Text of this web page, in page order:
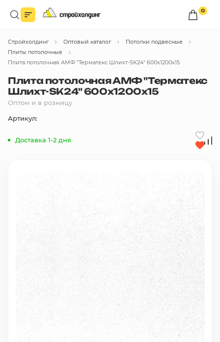
0
Войдите в личный кабинет
Вы сможете оформлять заказы
Каталог товаров
Избранное
Сравнение
В корзину
10 000 ₽
Минимальный заказ
+7(495) 988-86-47
sales@stroyholding.ru
Max
Телеграм
Стройхолдинг Оптовый каталог
Потолки подвесные
Плиты потолочные
Плита потолочная АМФ "Терматекс Шлихт-SK24" 600х1200х15
Плита потолочная АМФ "Терматекс
Шлихт-SK24" 600х1200х15
Оптом и в розницу
Артикул:
Доставка 1-2 дня